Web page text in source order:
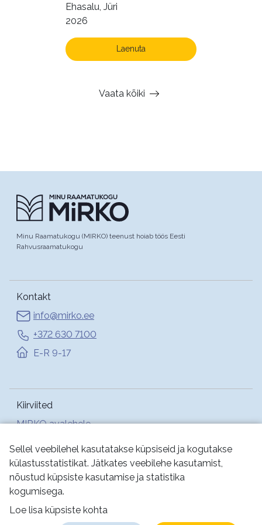
Sellel veebilehel kasutatakse küpsiseid ja kogutakse
külastusstatistikat. Jätkates veebilehe kasutamist,
nõustud küpsiste kasutamise ja statistika
kogumisega.
Loe lisa küpsiste kohta
Ehasalu, Jüri
2026
Laenuta
Vaata kõiki
Minu Raamatukogu (MIRKO) teenust hoiab töös Eesti
Rahvusraamatukogu
Kontakt
info@mirko.ee
+372 630 7100
E-R 9-17
Kiirviited
MIRKO avalehele
Abi
Jälgi meid:
Kasutustingimused Küpsised